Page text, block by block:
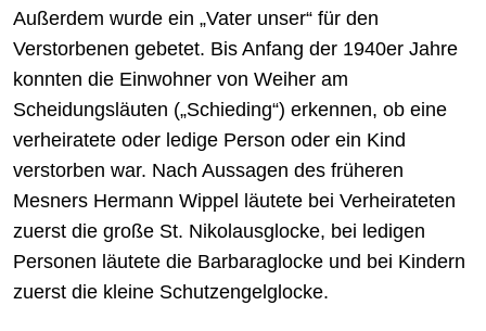
Außerdem wurde ein „Vater unser“ für den
Verstorbenen gebetet. Bis Anfang der 1940er Jahre
konnten die Einwohner von Weiher am
Scheidungsläuten („Schieding“) erkennen, ob eine
verheiratete oder ledige Person oder ein Kind
verstorben war. Nach Aussagen des früheren
Mesners Hermann Wippel läutete bei Verheirateten
zuerst die große St. Nikolausglocke, bei ledigen
Personen läutete die Barbaraglocke und bei Kindern
zuerst die kleine Schutzengelglocke.